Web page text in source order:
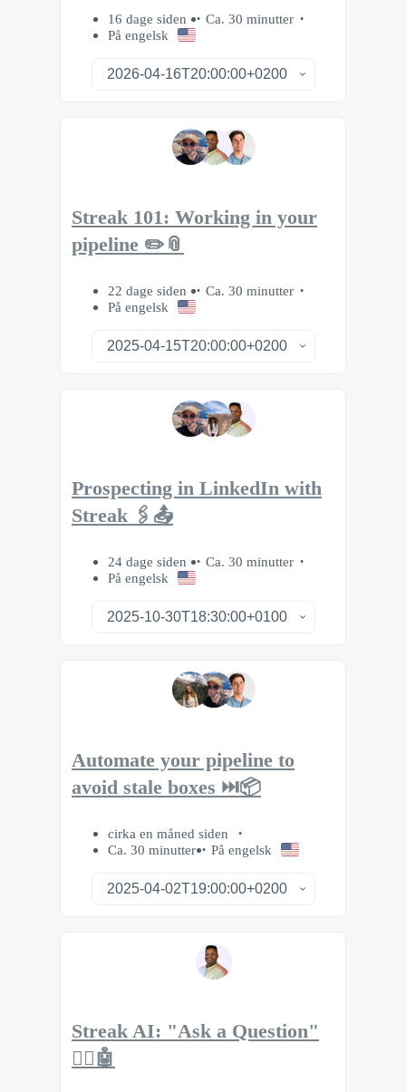
16 dage siden
Ca. 30 minutter
På engelsk
Streak 101: Working in your
pipeline ✏️📎
22 dage siden
Ca. 30 minutter
På engelsk
Prospecting in LinkedIn with
Streak 🖇️📤
24 dage siden
Ca. 30 minutter
På engelsk
Automate your pipeline to
avoid stale boxes ⏭️📦
cirka en måned siden
Ca. 30 minutter
På engelsk
Streak AI: "Ask a Question"
🙋‍♂️🤖